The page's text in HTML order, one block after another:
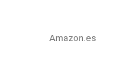
Amazon.es